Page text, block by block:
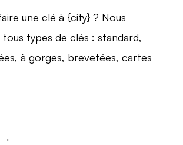
une clé à {city} ? Nous
types de clés : standard,
à gorges, brevetées, cartes
→